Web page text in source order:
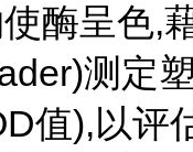
酶呈色,
测定
值),以评